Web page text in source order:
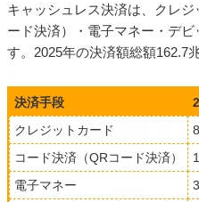
キャッシュレス決済は、クレ
ード決済）・電子マネー・デ
す。2025年の決済額総額162.7
決済手段
クレジットカード
コード決済（QRコード決済）
電子マネー